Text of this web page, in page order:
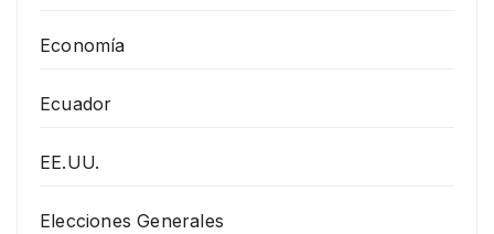
Economía
Ecuador
EE.UU.
Elecciones Generales